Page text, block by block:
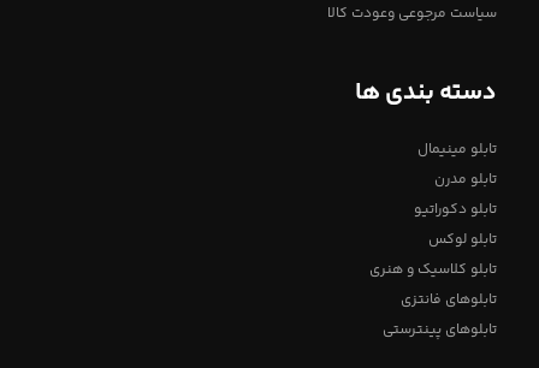
سیاست مرجوعی وعودت کالا
دسته بندی ها
تابلو مینیمال
تابلو مدرن
تابلو دکوراتیو
تابلو لوکس
تابلو کلاسیک و هنری
تابلوهای فانتزی
تابلوهای پینترستی